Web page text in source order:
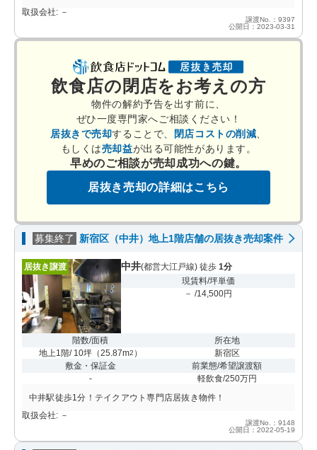
取扱会社: －
譲渡No.：9397
公開日：2023-03-31
飲食店の閉店をお考えの方
物件の解約予告を出す前に、
ぜひ一度専門家へご相談ください！
居抜きで売却することで、 閉店コストの削減
もしくは売却益が出る可能性があります。
早めのご相談が売却成功への鍵。
居抜き売却の詳細はこちら
募集終了 新宿区（中井）地上1階店舗の居抜き売却案件
居抜き譲渡 中井(都営大江戸線) 徒歩 1分
現賃料/坪単価
－ /14,500円
階数/面積
地上1階/ 10坪（25.87m2 ）
所在地
新宿区
敷金・保証金
-
前業態/希望譲渡額
軽飲食/250万円
中井駅徒歩1分！テイクアウト専門店居抜き物件！
取扱会社: －
譲渡No.：9148
公開日：2022-05-19